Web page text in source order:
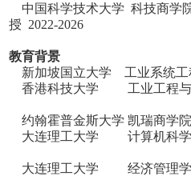
中国科学技术大学 科技商
授 2022-2026
教育背景
新加坡国立大学 工业系
香港科技大学 工业工
约翰霍普金斯大学凯瑞商
大连理工大学 计算机
大连理工大学 经